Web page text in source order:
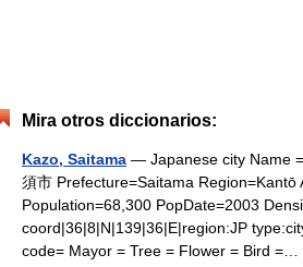
Mira otros diccionarios:
Kazo, Saitama — Japanese city Name
須市 Prefecture=Saitama Region=Kantō
Population=68,300 PopDate=2003
coord|36|8|N|139|36|E|region:JP
code= Mayor = Tree = Flower = Bird